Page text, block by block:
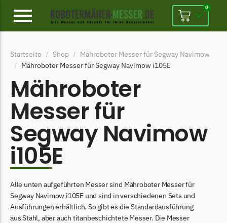
Alpina Messer
Ambrogio
Ambrogio Messer
Begrenzungsdraht
Belrobotics
Belrobotics Messer
Black & Decker
Black & Decker Messer
0
Startseite / Shop / Mähroboter Messer für Segway Navimow
/ Mähroboter Messer für Segway Navimow i105E
Mähroboter
Messer für
Segway Navimow
i105E
Alle unten aufgeführten Messer sind Mähroboter Messer für
Segway Navimow i105E und sind in verschiedenen Sets und
Ausführungen erhältlich. So gibt es die Standardausführung
aus Stahl, aber auch titanbeschichtete Messer. Die Messer